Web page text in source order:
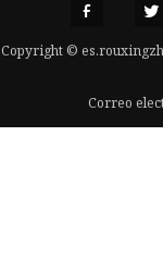
Copyright ©
Correo